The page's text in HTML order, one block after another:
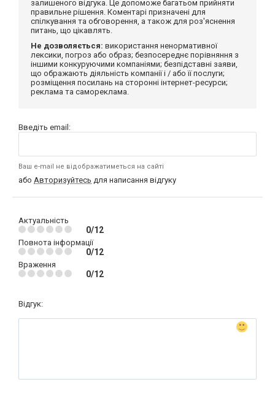
залишеного відгука. Це допоможе багатьом прийняти
правильне рішення. Коментарі призначені для
спілкування та обговорення, а також для роз'яснення
питань, що цікавлять.
Не дозволяється: використання ненормативної
лексики, погроз або образ; безпосереднє порівняння з
іншими конкуруючими компаніями; безпідставні заяви,
що ображають діяльність компанії і / або її послуги;
розміщення посилань на сторонні інтернет-ресурси;
реклама та самореклама.
Введіть email:
Ваш e-mail не відображатиметься на сайті
або Авторизуйтесь для написання відгуку
Актуальність
0/12
Повнота інформації
0/12
Враження
0/12
Відгук: